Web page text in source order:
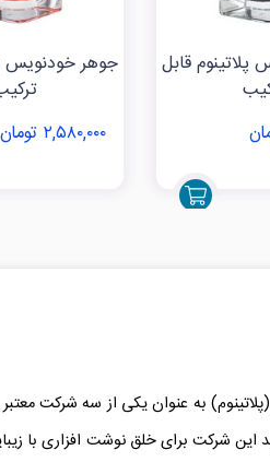
قابل
جوهر خودنویس
۲,۵۸۰,۰۰۰ تومان
است. پلاتینیوم (پلاتینوم) به عنوان یکی از سه شرکت
این شرکت برای خلق نوشت افزاری با